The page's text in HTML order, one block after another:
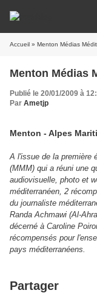
Accueil » Menton Médias
Menton Médias
Publié le 20/01/2009 à
Par Ametjp
Menton - Alpes
A l'issue de la première
(MMM) qui a réuni une
audiovisuelle, photo et
méditerranéen, 2
du journaliste
Randa Achmawi (Al-
décerné à Caroline
récompensés pour
pays méditerranéens.
Partager